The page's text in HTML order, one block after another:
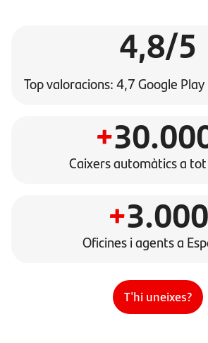
4,8/5
Top valoracions: 4,7 Google
+
Caixers automàtics a
+3.000
Oficines i agents a
T'hi uneixes?